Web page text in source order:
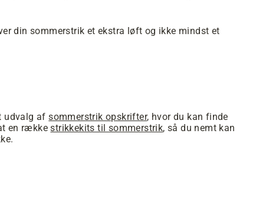
din sommerstrik et ekstra løft og ikke mindst et
udvalg afsommerstrik opskrifter, hvor du kan finde
en rækkestrikkekits til sommerstrik, så du nemt kan